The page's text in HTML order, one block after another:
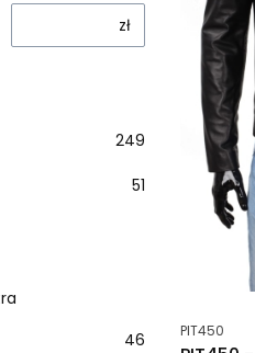
zł
249
51
46
Kod
PIT450